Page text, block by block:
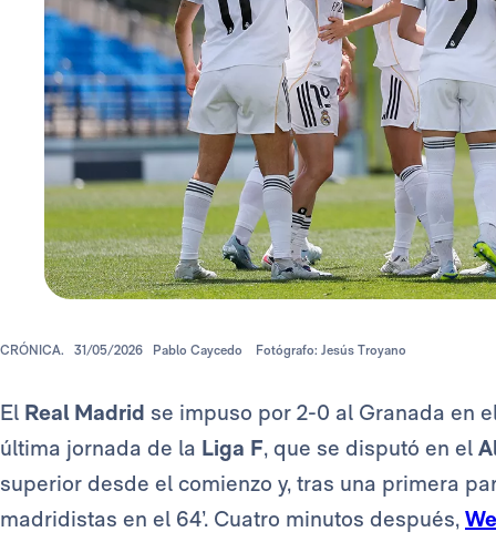
CRÓNICA. 31/05/2026 Pablo Caycedo Fotógrafo: Jesús Troyano
El Real Madrid se impuso por 2-0 al Granada en
última jornada de la Liga F, que se disputó en el
superior desde el comienzo y, tras una primera
madridistas en el 64’. Cuatro minutos después,